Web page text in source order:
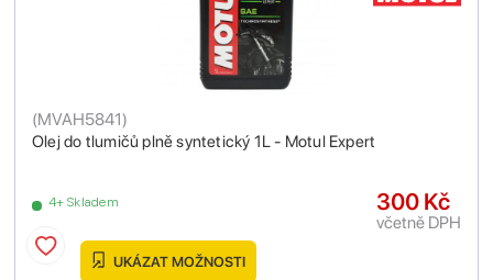
Olej do tlumičů plně syntetický 1L - Motul Expert
(MVAH5841)
4+ Skladem 300 Kč
včetně DPH
UKÁZAT MOŽNOSTI